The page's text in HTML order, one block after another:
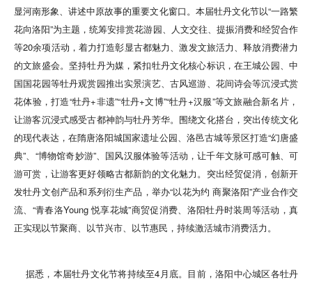
显河南形象、讲述中原故事的重要文化窗口。本届牡丹文化节以“一路繁
花向洛阳”为主题，统筹安排赏花游园、人文交往、提振消费和经贸合作
等20余项活动，着力打造彰显古都魅力、激发文旅活力、释放消费潜力
的文旅盛会。坚持牡丹为媒，紧扣牡丹文化核心标识，在王城公园、中
国国花园等牡丹观赏园推出实景演艺、古风巡游、花间诗会等沉浸式赏
花体验，打造“牡丹+非遗”“牡丹+文博”“牡丹+汉服”等文旅融合新名片，
让游客沉浸式感受古都神韵与牡丹芳华。围绕文化搭台，突出传统文化
的现代表达，在隋唐洛阳城国家遗址公园、洛邑古城等景区打造“幻唐盛
典”、“博物馆奇妙游”、国风汉服体验等活动，让千年文脉可感可触、可
游可赏，让游客更好领略古都新韵的文化魅力。突出经贸促消，创新开
发牡丹文创产品和系列衍生产品，举办“以花为约 商聚洛阳”产业合作交
流、“青春洛Young 悦享花城”商贸促消费、洛阳牡丹时装周等活动，真
正实现以节聚商、以节兴市、以节惠民，持续激活城市消费活力。
据悉，本届牡丹文化节将持续至4月底。目前，洛阳中心城区各牡丹